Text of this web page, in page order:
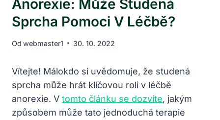
Anorexie: Může Studená
Sprcha Pomoci V Léčbě?
Od webmaster1 30. 10. 2022
Vítejte! Málokdo si uvědomuje, že studená
sprcha může hrát klíčovou roli v léčbě
anorexie. V tomto článku se dozvíte, jakým
způsobem může tato jednoduchá terapie